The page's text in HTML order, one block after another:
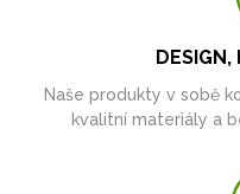
Naše produkty v sobě
kvalitní materiály a